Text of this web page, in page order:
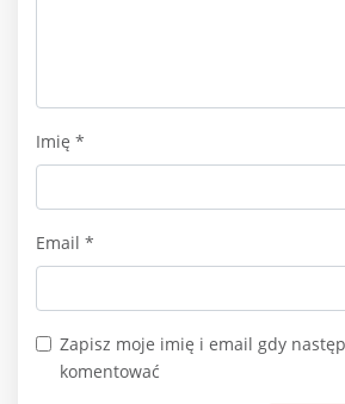
Imię *
Email *
Zapisz moje imię i email gdy
komentować